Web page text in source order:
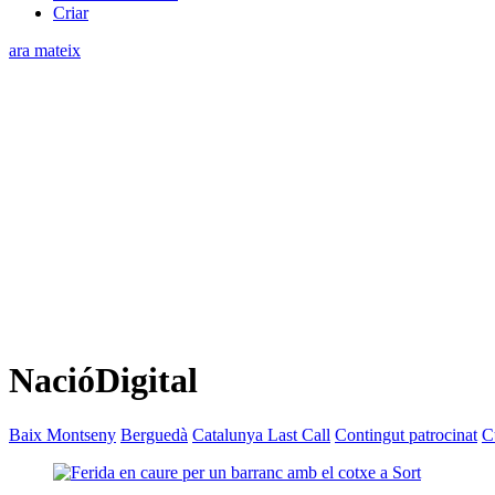
Criar
ara mateix
NacióDigital
Baix Montseny Berguedà Catalunya Last Call Contingut patrocinat